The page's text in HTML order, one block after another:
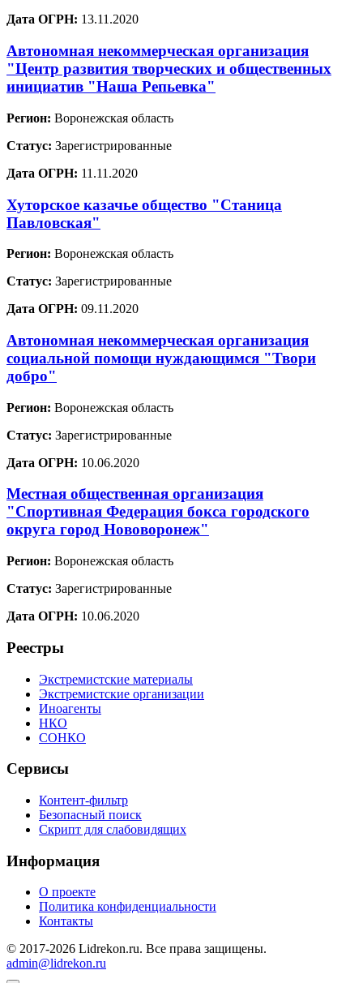
Дата ОГРН: 13.11.2020
Автономная некоммерческая организация
"Центр развития творческих и общественных
инициатив "Наша Репьевка"
Регион: Воронежская область
Статус: Зарегистрированные
Дата ОГРН: 11.11.2020
Хуторское казачье общество "Станица
Павловская"
Регион: Воронежская область
Статус: Зарегистрированные
Дата ОГРН: 09.11.2020
Автономная некоммерческая организация
социальной помощи нуждающимся "Твори
добро"
Регион: Воронежская область
Статус: Зарегистрированные
Дата ОГРН: 10.06.2020
Местная общественная организация
"Спортивная Федерация бокса городского
округа город Нововоронеж"
Регион: Воронежская область
Статус: Зарегистрированные
Дата ОГРН: 10.06.2020
Реестры
Экстремистские материалы
Экстремистские организации
Иноагенты
НКО
СОНКО
Сервисы
Контент-фильтр
Безопасный поиск
Скрипт для слабовидящих
Информация
О проекте
Политика конфиденциальности
Контакты
© 2017-2026 Lidrekon.ru. Все права защищены.
admin@lidrekon.ru